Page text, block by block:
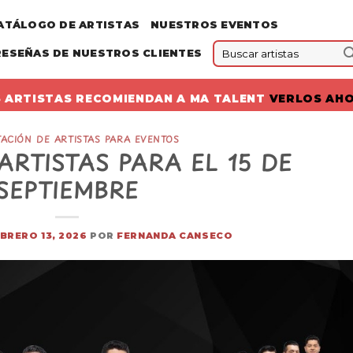
DE ARTISTAS NUESTROS EVENTOS
DE NUESTROS CLIENTES
ARTISTAS RECOMIENDAN A MA TALENT VERLOS
DE ARTISTAS PARA EVENTOS
PARA EL 15 DE
13, 2026 POR FERNANDA CANSECO